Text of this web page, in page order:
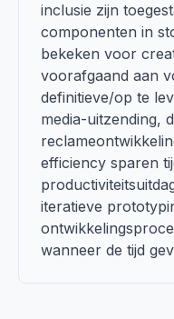
inclusie zijn
componenten in
bekeken voor
voorafgaand aan
definitieve/op te
media-uitzending,
efficiency sparen
iteratieve
wanneer de tijd